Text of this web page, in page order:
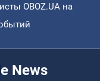
OBOZ.UA на
News